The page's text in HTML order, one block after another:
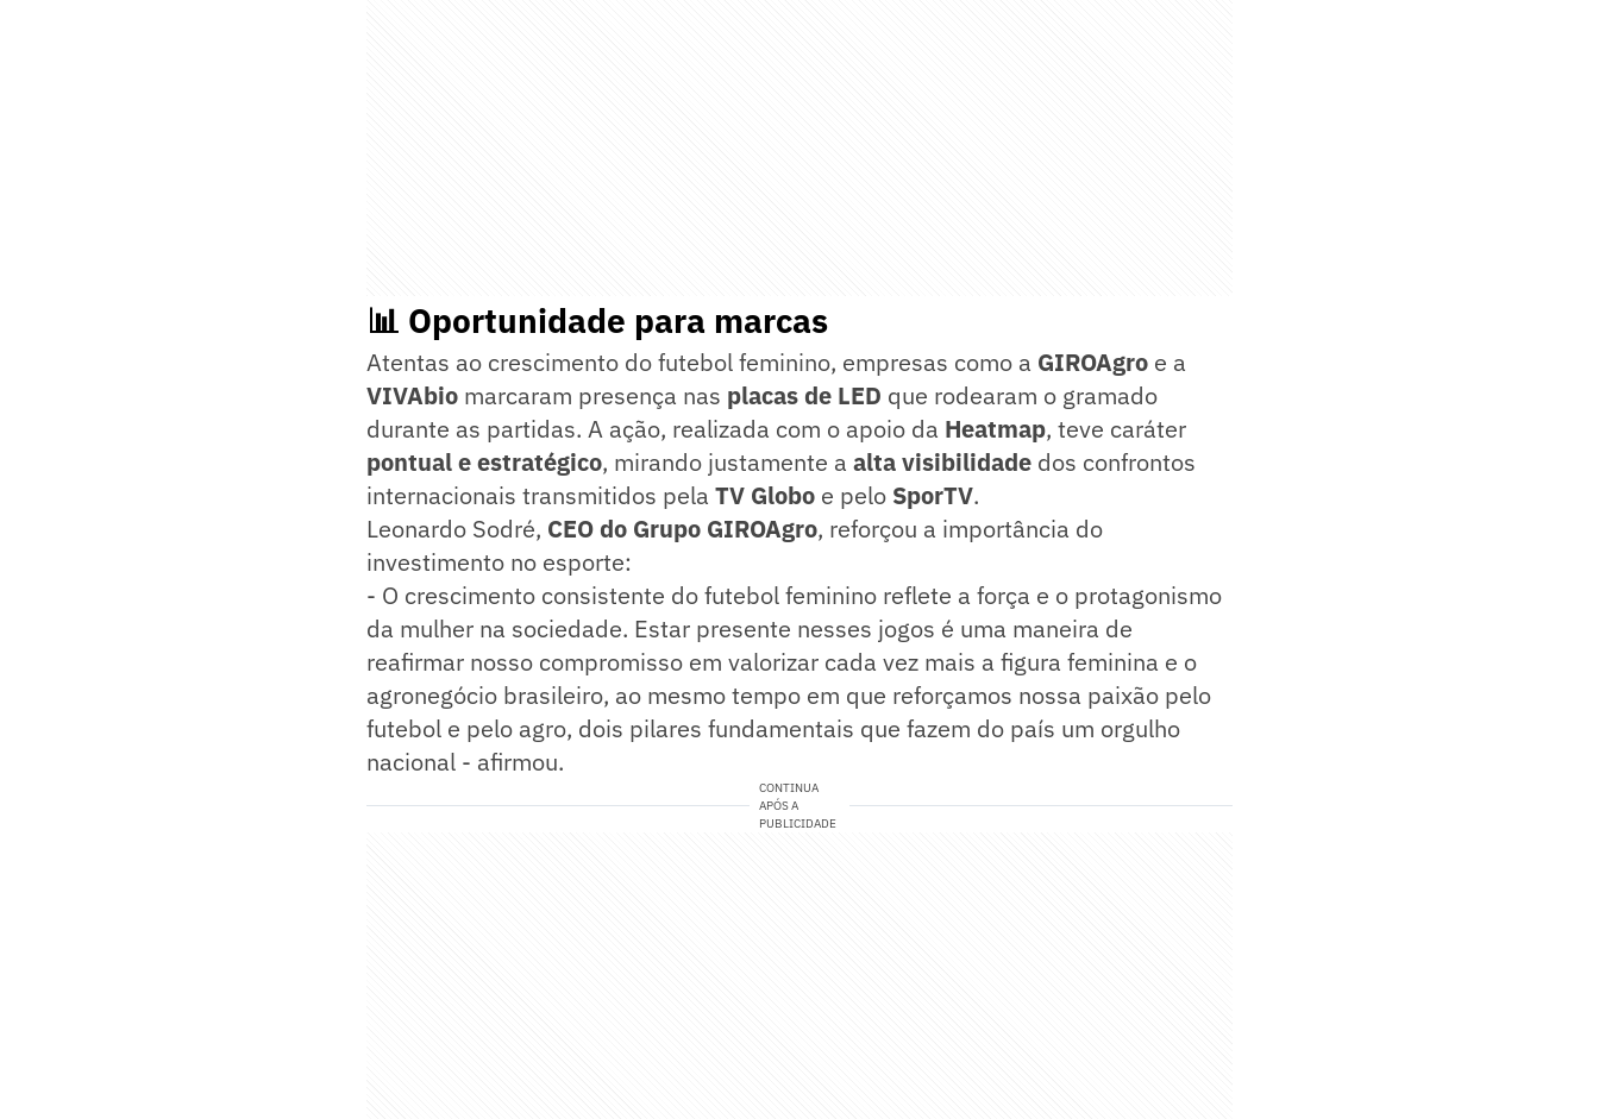
📊 Oportunidade para marcas
Atentas ao crescimento do futebol feminino, empresas como a GIROAgro e a
VIVAbio marcaram presença nas placas de LED que rodearam o gramado
durante as partidas. A ação, realizada com o apoio da Heatmap, teve caráter
pontual e estratégico, mirando justamente a alta visibilidade dos confrontos
internacionais transmitidos pela TV Globo e pelo SporTV.
Leonardo Sodré, CEO do Grupo GIROAgro, reforçou a importância do
investimento no esporte:
- O crescimento consistente do futebol feminino reflete a força e o protagonismo
da mulher na sociedade. Estar presente nesses jogos é uma maneira de
reafirmar nosso compromisso em valorizar cada vez mais a figura feminina e o
agronegócio brasileiro, ao mesmo tempo em que reforçamos nossa paixão pelo
futebol e pelo agro, dois pilares fundamentais que fazem do país um orgulho
nacional - afirmou.
CONTINUA
APÓS A
PUBLICIDADE